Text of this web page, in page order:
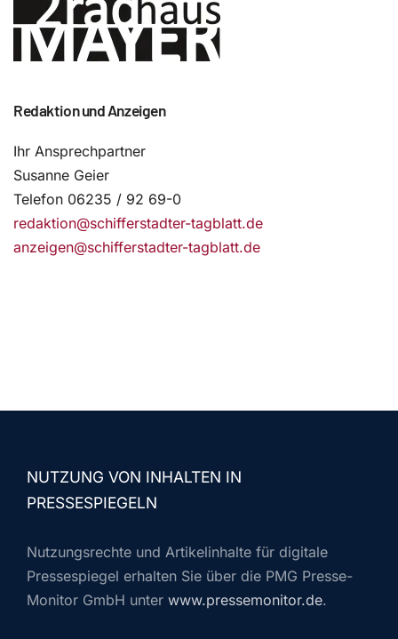
Redaktion und Anzeigen
Ihr Ansprechpartner
Susanne Geier
Telefon 06235 / 92 69-0
redaktion@schifferstadter-tagblatt.de
anzeigen@schifferstadter-tagblatt.de
NUTZUNG VON INHALTEN IN
PRESSESPIEGELN
Nutzungsrechte und Artikelinhalte für digitale
Pressespiegel erhalten Sie über die PMG Presse-
Monitor GmbH unter www.pressemonitor.de.